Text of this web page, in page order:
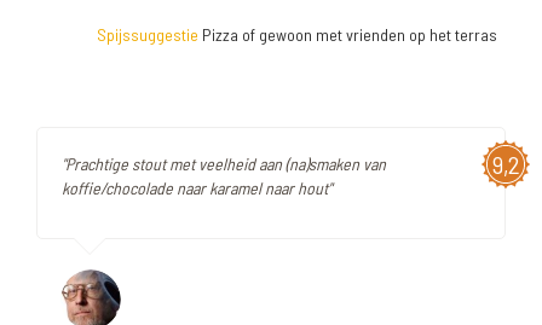
Spijssuggestie Pizza of gewoon met vrienden op het terras
9,2
"Prachtige stout met veelheid aan (na)smaken van
koffie/chocolade naar karamel naar hout"